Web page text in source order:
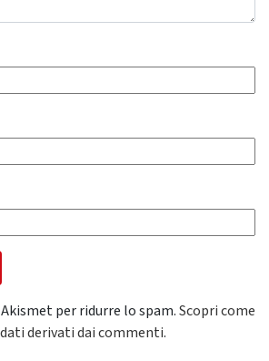
per ridurre lo spam.Scopri come
derivati dai commenti.